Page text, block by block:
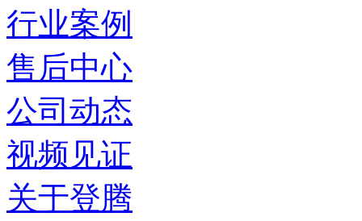
行业案例
售后中心
公司动态
视频见证
关于登腾